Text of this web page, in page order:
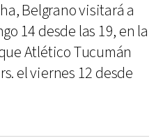
Belgrano visitará a
14 desde las 19, en la
Atlético Tucumán
el viernes 12 desde